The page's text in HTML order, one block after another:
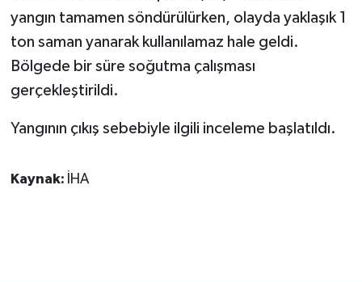
yangın tamamen söndürülürken, olayda yaklaşık 1
ton saman yanarak kullanılamaz hale geldi.
Bölgede bir süre soğutma çalışması
gerçekleştirildi.
Yangının çıkış sebebiyle ilgili inceleme başlatıldı.
Kaynak: İHA
POLİTİKA
Sağlık
SİYASET
TEKNOLOJİ